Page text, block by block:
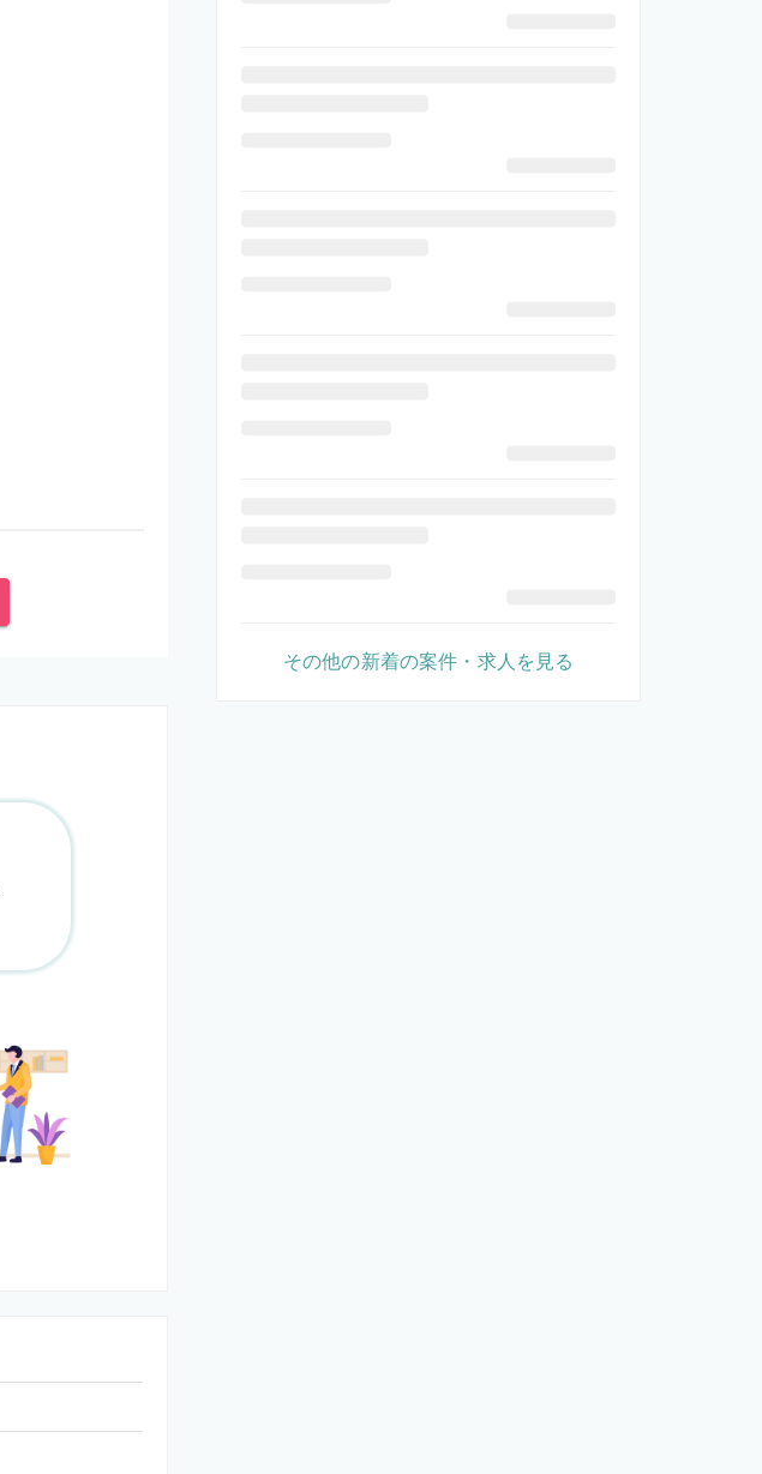
その他の新着の案件・求人を見る